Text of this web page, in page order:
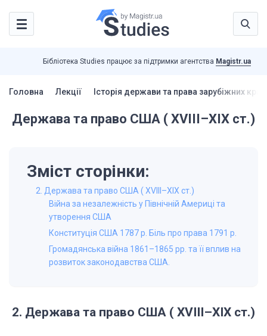
Бібліотека Studies працює за підтримки агентства Magistr.ua
Головна Лекції Історія держави та права зарубіжних
Держава та право США ( XVIII–XIX ст.)
Зміст сторінки:
2. Держава та право США ( XVIII–XIX ст.)
Війна за незалежність у Північній Америці та
утворення США
Конституція США 1787 р. Біль про права 1791 р.
Громадянська війна 1861–1865 рр. та її вплив на
розвиток законодавства США.
2. Держава та право США ( XVIII–XIX ст.)